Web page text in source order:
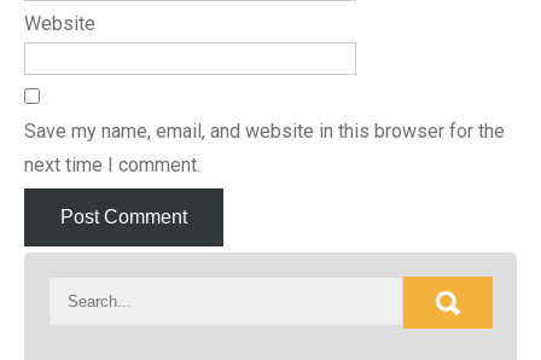
Website
Save my name, email, and website in this browser for the
next time I comment.